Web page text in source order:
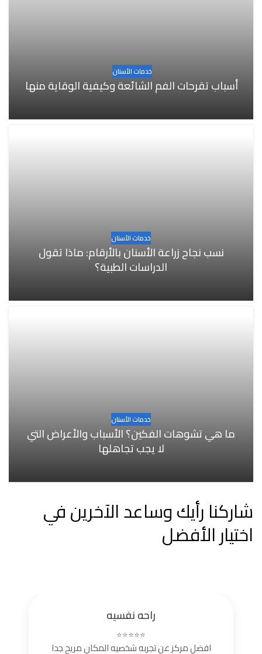
خدمات الأسنان
أسباب تقرحات الفم الشائعة وكيفية الوقاية منها
خدمات الأسنان
نسب نجاح زراعة الأسنان بالأرقام: ماذا تقول
الدراسات الطبية؟
خدمات الأسنان
ما هي تشوهات الفكين؟ الأسباب والأعراض التي
لا يجب تجاهلها
شاركنا رأيك وساعد الآخرين في
اختيار الأفضل
راحه نفسيه
⭐⭐⭐⭐⭐
افضل مركز عن تجربه شخصيه المكان مريح جدا